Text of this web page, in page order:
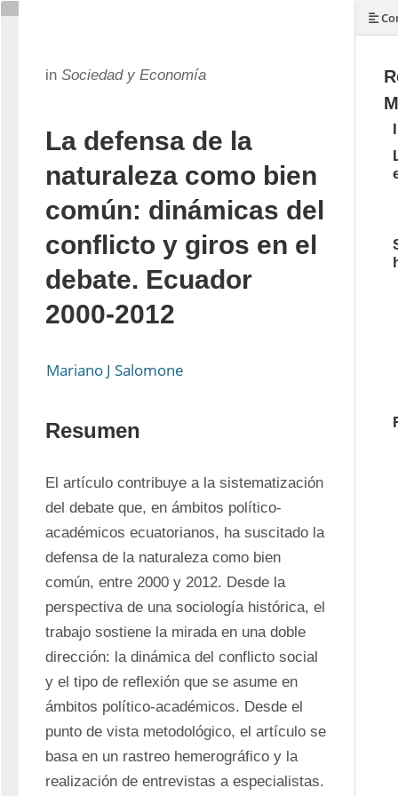
in Sociedad y Economía
La defensa de la
naturaleza como bien
común: dinámicas del
conflicto y giros en el
debate. Ecuador
2000-2012
Mariano J Salomone
Resumen
El artículo contribuye a la sistematización
del debate que, en ámbitos político-
académicos ecuatorianos, ha suscitado la
defensa de la naturaleza como bien
común, entre 2000 y 2012. Desde la
perspectiva de una sociología histórica, el
trabajo sostiene la mirada en una doble
dirección: la dinámica del conflicto social
y el tipo de reflexión que se asume en
ámbitos político-académicos. Desde el
punto de vista metodológico, el artículo se
basa en un rastreo hemerográfico y la
realización de entrevistas a especialistas.